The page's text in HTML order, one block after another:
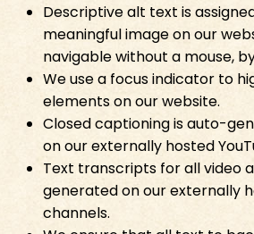
Descriptive alt text is
meaningful image on our
navigable without a mouse, by keyboard only.​​​​‌
We use a focus indicator to
elements on our website.​​​​‌ ‍ ​‍​‍‌‍ ‌ ​‍‌‍‍‌‌‍‌ ‌‍‍‌‌‍ ‍​‍​‍​ ‍‍​‍​‍‌ ​ ‌‍​‌‌‍ ‍‌‍‍‌‌ ‌​‌ ‍‌​‍ ‍‌‍‍‌‌‍ ​‍​‍​‍ ​​‍​‍‌‍‍​‌ ​‍‌‍‌‌‌‍‌‍​‍​‍​ ‍‍​‍​‍‌‍‍​‌ ‌​‌ ‌​‌ ​​​ ‍‍​‍ ​‍ ‌‍ ​‌‍​‌​‍ ‌‌‍‌‍‌‍​‌‌‍ ‌‌‍‍‌‌‍‌ ‌‍ ​‌‍‍‌‌‍​‌​‍ ‌‌‍‌​‌‍‌‌‌‍ ​‌‍‌ ‌ ​‍‌‍ ‌ ​ ‌ ​ ‌‍ ​‍ ‍‌ ​ ‌‍​‌‌‍ ‍‌‍‍‌‌ ‌​‌ ‍‌​‍ ‍‌ ​ ‌ ‌​‌ ‌‌‌‍‌​‌‍‍‌‌‍ ​‍ ‌‍‍‌‌‍ ‍‌ ‌​‌‍‌‌‌‍ ‍‌ ‌​​‍ ‌‍‌‌‌‍‌​‌‍‍‌‌ ‌​​‍ ‌‍ ‌‌‍ ‌‍‌​‌‍‌‌​ ‌‌ ​​‌ ​‍‌‍‌‌‌ ​ ‌‍‌‌‌‍ ‍‌ ‌​‌‍​‌‌ ‌​‌‍‍‌‌‍ ‌‍ ‍​ ‍ ‌‍‍‌‌‍‌​​ ‌​ ‌‌​ ​​​ ‌​‌‍‌​‌‍​‍‌‍​‍​ ‌ ‌‍‌‌​‍ ‌​ ​ ‌‍‌​‌‍​ ​ ‌​​‍ ‌​ ‌​​ ‌‌​ ​‌​ ‍‌​‍ ‌‌‍​‍‌‍‌‍​ ‌ ​ ​​​‍ ‌​ ​ ​ ‌‌‌‍‌‍​ ‌‍‌‍​‌​ ​‌‌‍​‌​ ​​​ ​‌‌‍‌‍‌‍​‍‌‍‌‌​ ‍ ‌ ‌​‌ ‍‌‌ ​​‌‍‌‌​ ‌‌ ​​‌‍​‌‌‍‌ ‌‍‌‌​ ‍ ‌ ​​‌‍​‌‌ ‌​‌‍‍​​ ‌‌ ​​‌‍​‌‌‍‌ ‌‍‌‌‌​​‍‌ ‌‌‌‍‍‌‌‍ ​‌‍‌​‌‍‌‌‌ ​‍​‍‌‌​ ‌‌‌​​‍‌‌ ‌‍‍ ‌‍‌‌‌ ‍‌​‍‌‌​ ​ ‌​‌​​‍‌‌​ ​ ‌​‌​​‍‌‌​ ​‍​ ​‍​ ‍‌​ ‌‍​ ‌ ‌‍​‌​ ‌ ​ ​‌​ ​‌‌‍​‌‌‍​‌​ ‍‌​ ​‌​ ​​​‍‌‌​ ​‍​ ​‍​‍‌‌​ ‌‌‌​‌​​‍ ‍‌‍​‍‌‍ ‌‍‌​‌ ‍‌​‍‌‌​ ‌‌‌​​‍‌‌ ‌‍‍ ‌‍‌‌‌ ‍‌​‍‌‌​ ​ ‌​‌​​‍‌‌​ ​ ‌​‌​​‍‌‌​ ​‍​ ​‍​ ​ ​ ‌‌​ ‍‌​ ‌‌‌‍​ ​ ‌​‌‍‌​​ ‌‌​ ‍‌‌‍​ ​ ‌‍​ ​ ​‍‌‌​ ​‍​ ​‍​‍‌‌​ ‌‌‌​‌​​‍ ‍‌‍​ ‌‍‍​‌‍‍‌‌‍ ​‌‍‌​‌ ​‍‌‍‌‌‌‍ ‍​‍‌‌​ ‌‌‌​​‍‌‌ ‌‍‍ ‌‍‌‌‌ ‍‌​‍‌‌​ ​ ‌​‌​​‍‌‌​ ​ ‌​‌​​‍‌‌​ ​‍​ ​‍​ ‌ ​ ‌‍‌‍​ ​ ‌‍​ ​​​ ‍‌​ ‌​‌‍‌​‌‍​ ​ ‌‍​ ​‍​ ‌ ​‍‌‌​ ​‍​ ​‍​‍‌‌​ ‌‌‌​‌​​‍ ‍‌ ‌​‌‍‌‌‌ ‍​‌ ‌​​ ‌‍​‍‌‍​‌‌ ​ ‌‍‌‌‌‌‌‌‌ ​‍‌‍ ​​ ‌‌‍‍​‌ ‌​‌ ‌​‌ ​​​‍‌‌​ ​ ‌​​‌​‍‌‌​ ​‍‌​‌‍​‍‌‌​ ​‍‌​‌‍‌‍ ​‌‍​‌​‍ ‌‌‍‌‍‌‍​‌‌‍ ‌‌‍‍‌‌‍‌ ‌‍ ​‌‍‍‌‌‍​‌​‍ ‌‌‍‌​‌‍‌‌‌‍ ​‌‍‌ ‌ ​‍‌‍ ‌ ​ ‌ ​ ‌‍ ​‍ ‍‌ ​ ‌‍​‌‌‍ ‍‌‍‍‌‌ ‌​‌ ‍‌​‍ ‍‌ ​ ‌ ‌​‌ ‌‌‌‍‌​‌‍‍‌‌‍ ​‍‌‍‌‍‍‌‌‍‌​​ ‌​ ‌‌​ ​​​ ‌​‌‍‌​‌‍​‍‌‍​‍​ ‌ ‌‍‌‌​‍ ‌​ ​ ‌‍‌​‌‍​ ​ ‌​​‍ ‌​ ‌​​ ‌‌​ ​‌​ ‍‌​‍ ‌‌‍​‍‌‍‌‍​ ‌ ​ ​​​‍ ‌​ ​ ​ ‌‌‌‍‌‍​ ‌‍‌‍​‌​ ​‌‌‍​‌​ ​​​ ​‌‌‍‌‍‌‍​‍‌‍‌‌​‍‌‍‌ ‌​‌ ‍‌‌ ​​‌‍‌‌​ ‌‌ ​​‌‍​‌‌‍‌ ‌‍‌‌​‍‌‍‌ ​​‌‍​‌‌ ‌​‌‍‍​​ ‌‌ ​​‌‍​‌‌‍‌ ‌‍‌‌‌​​‍‌ ‌‌‌‍‍‌‌‍ ​‌‍‌​‌‍‌‌‌ ​‍​‍‌‌​ ‌‌‌​​‍‌‌ ‌‍‍ ‌‍‌‌‌ ‍‌​‍‌‌​ ​ ‌​‌​​‍‌‌​ ​ ‌​‌​​‍‌‌​ ​‍​ ​‍​ ‍‌​ ‌‍​ ‌ ‌‍​‌​ ‌ ​ ​‌​ ​‌‌‍​‌‌‍​‌​ ‍‌​ ​‌​ ​​​‍‌‌​ ​‍​ ​‍​‍‌‌​ ‌‌‌​‌​​‍ ‍‌‍​‍‌‍ ‌‍‌​‌ ‍‌​‍‌‌​ ‌‌‌​​‍‌‌ ‌‍‍ ‌‍‌‌‌ ‍‌​‍‌‌​ ​ ‌​‌​​‍‌‌​ ​ ‌​‌​​‍‌‌​ ​‍​ ​‍​ ​ ​ ‌‌​ ‍‌​ ‌‌‌‍​ ​ ‌​‌‍‌​​ ‌‌​ ‍‌‌‍​ ​ ‌‍​ ​ ​‍‌‌​ ​‍​ ​‍​‍‌‌​ ‌‌‌​‌​​‍ ‍‌‍​ ‌‍‍​‌‍‍‌‌‍ ​‌‍‌​‌ ​‍‌‍‌‌‌‍ ‍​‍‌‌​ ‌‌‌​​‍‌‌ ‌‍‍ ‌‍‌‌‌ ‍‌​‍‌‌​ ​ ‌​‌​​‍‌‌​ ​ ‌​‌​​‍‌‌​ ​‍​ ​‍​ ‌ ​ ‌‍‌‍​ ​ ‌‍​ ​​​ ‍‌​ ‌​‌‍‌​‌‍​ ​ ‌‍​ ​‍​ ‌ ​‍‌‌​ ​‍​ ​‍​‍‌‌​ ‌‌‌​‌​​‍ ‍‌ ‌​‌‍‌‌‌ ‍​‌ ‌​​‍‌‍‌ ​​‌‍‌‌‌ ​‍‌ ​ ‌ ​​‌‍‌‌‌‍​ ‌ ‌​‌‍‍‌‌ ‌‍‌‍‌‌​ ‌‌ ​​‌ ‌‌‌‍​‍‌‍ ​‌‍‍‌‌ ​ ‌‍‍​‌‍‌‌‌‍‌​​‍​‍‌ ‌
Closed captioning is auto-
on our externally hosted YouTube channels.​​​​‌
Text transcripts for all video
generated on our externally
channels.​​​​‌ ‍ ​‍​‍‌‍ ‌ ​‍‌‍‍‌‌‍‌ ‌‍‍‌‌‍ ‍​‍​‍​ ‍‍​‍​‍‌ ​ ‌‍​‌‌‍ ‍‌‍‍‌‌ ‌​‌ ‍‌​‍ ‍‌‍‍‌‌‍ ​‍​‍​‍ ​​‍​‍‌‍‍​‌ ​‍‌‍‌‌‌‍‌‍​‍​‍​ ‍‍​‍​‍‌‍‍​‌ ‌​‌ ‌​‌ ​​​ ‍‍​‍ ​‍ ‌‍ ​‌‍​‌​‍ ‌‌‍‌‍‌‍​‌‌‍ ‌‌‍‍‌‌‍‌ ‌‍ ​‌‍‍‌‌‍​‌​‍ ‌‌‍‌​‌‍‌‌‌‍ ​‌‍‌ ‌ ​‍‌‍ ‌ ​ ‌ ​ ‌‍ ​‍ ‍‌ ​ ‌‍​‌‌‍ ‍‌‍‍‌‌ ‌​‌ ‍‌​‍ ‍‌ ​ ‌ ‌​‌ ‌‌‌‍‌​‌‍‍‌‌‍ ​‍ ‌‍‍‌‌‍ ‍‌ ‌​‌‍‌‌‌‍ ‍‌ ‌​​‍ ‌‍‌‌‌‍‌​‌‍‍‌‌ ‌​​‍ ‌‍ ‌‌‍ ‌‍‌​‌‍‌‌​ ‌‌ ​​‌ ​‍‌‍‌‌‌ ​ ‌‍‌‌‌‍ ‍‌ ‌​‌‍​‌‌ ‌​‌‍‍‌‌‍ ‌‍ ‍​ ‍ ‌‍‍‌‌‍‌​​ ‌​ ‌‌​ ​​​ ‌​‌‍‌​‌‍​‍‌‍​‍​ ‌ ‌‍‌‌​‍ ‌​ ​ ‌‍‌​‌‍​ ​ ‌​​‍ ‌​ ‌​​ ‌‌​ ​‌​ ‍‌​‍ ‌‌‍​‍‌‍‌‍​ ‌ ​ ​​​‍ ‌​ ​ ​ ‌‌‌‍‌‍​ ‌‍‌‍​‌​ ​‌‌‍​‌​ ​​​ ​‌‌‍‌‍‌‍​‍‌‍‌‌​ ‍ ‌ ‌​‌ ‍‌‌ ​​‌‍‌‌​ ‌‌ ​​‌‍​‌‌‍‌ ‌‍‌‌​ ‍ ‌ ​​‌‍​‌‌ ‌​‌‍‍​​ ‌‌ ​​‌‍​‌‌‍‌ ‌‍‌‌‌​​‍‌ ‌‌‌‍‍‌‌‍ ​‌‍‌​‌‍‌‌‌ ​‍​‍‌‌​ ‌‌‌​​‍‌‌ ‌‍‍ ‌‍‌‌‌ ‍‌​‍‌‌​ ​ ‌​‌​​‍‌‌​ ​ ‌​‌​​‍‌‌​ ​‍​ ​‍​ ‍‌​ ‌‍​ ‌ ‌‍​‌​ ‌ ​ ​‌​ ​‌‌‍​‌‌‍​‌​ ‍‌​ ​‌​ ​​​‍‌‌​ ​‍​ ​‍​‍‌‌​ ‌‌‌​‌​​‍ ‍‌‍​‍‌‍ ‌‍‌​‌ ‍‌​‍‌‌​ ‌‌‌​​‍‌‌ ‌‍‍ ‌‍‌‌‌ ‍‌​‍‌‌​ ​ ‌​‌​​‍‌‌​ ​ ‌​‌​​‍‌‌​ ​‍​ ​‍​ ​‌‌‍​‍‌‍​‌​ ​​‌‍​ ‌‍​‍​ ​‌​ ​​​ ​ ‌‍‌‌​ ‌ ‌‍‌‌​‍‌‌​ ​‍​ ​‍​‍‌‌​ ‌‌‌​‌​​‍ ‍‌‍​ ‌‍‍​‌‍‍‌‌‍ ​‌‍‌​‌ ​‍‌‍‌‌‌‍ ‍​‍‌‌​ ‌‌‌​​‍‌‌ ‌‍‍ ‌‍‌‌‌ ‍‌​‍‌‌​ ​ ‌​‌​​‍‌‌​ ​ ‌​‌​​‍‌‌​ ​‍​ ​‍​ ‌‍​ ‌‌​ ​‌‌‍‌‍‌‍​‍​ ​ ​ ‌‌​ ‌‌​ ​‍​ ​ ​ ‌ ​ ‌‌​‍‌‌​ ​‍​ ​‍​‍‌‌​ ‌‌‌​‌​​‍ ‍‌ ‌​‌‍‌‌‌ ‍​‌ ‌​​ ‌‍​‍‌‍​‌‌ ​ ‌‍‌‌‌‌‌‌‌ ​‍‌‍ ​​ ‌‌‍‍​‌ ‌​‌ ‌​‌ ​​​‍‌‌​ ​ ‌​​‌​‍‌‌​ ​‍‌​‌‍​‍‌‌​ ​‍‌​‌‍‌‍ ​‌‍​‌​‍ ‌‌‍‌‍‌‍​‌‌‍ ‌‌‍‍‌‌‍‌ ‌‍ ​‌‍‍‌‌‍​‌​‍ ‌‌‍‌​‌‍‌‌‌‍ ​‌‍‌ ‌ ​‍‌‍ ‌ ​ ‌ ​ ‌‍ ​‍ ‍‌ ​ ‌‍​‌‌‍ ‍‌‍‍‌‌ ‌​‌ ‍‌​‍ ‍‌ ​ ‌ ‌​‌ ‌‌‌‍‌​‌‍‍‌‌‍ ​‍‌‍‌‍‍‌‌‍‌​​ ‌​ ‌‌​ ​​​ ‌​‌‍‌​‌‍​‍‌‍​‍​ ‌ ‌‍‌‌​‍ ‌​ ​ ‌‍‌​‌‍​ ​ ‌​​‍ ‌​ ‌​​ ‌‌​ ​‌​ ‍‌​‍ ‌‌‍​‍‌‍‌‍​ ‌ ​ ​​​‍ ‌​ ​ ​ ‌‌‌‍‌‍​ ‌‍‌‍​‌​ ​‌‌‍​‌​ ​​​ ​‌‌‍‌‍‌‍​‍‌‍‌‌​‍‌‍‌ ‌​‌ ‍‌‌ ​​‌‍‌‌​ ‌‌ ​​‌‍​‌‌‍‌ ‌‍‌‌​‍‌‍‌ ​​‌‍​‌‌ ‌​‌‍‍​​ ‌‌ ​​‌‍​‌‌‍‌ ‌‍‌‌‌​​‍‌ ‌‌‌‍‍‌‌‍ ​‌‍‌​‌‍‌‌‌ ​‍​‍‌‌​ ‌‌‌​​‍‌‌ ‌‍‍ ‌‍‌‌‌ ‍‌​‍‌‌​ ​ ‌​‌​​‍‌‌​ ​ ‌​‌​​‍‌‌​ ​‍​ ​‍​ ‍‌​ ‌‍​ ‌ ‌‍​‌​ ‌ ​ ​‌​ ​‌‌‍​‌‌‍​‌​ ‍‌​ ​‌​ ​​​‍‌‌​ ​‍​ ​‍​‍‌‌​ ‌‌‌​‌​​‍ ‍‌‍​‍‌‍ ‌‍‌​‌ ‍‌​‍‌‌​ ‌‌‌​​‍‌‌ ‌‍‍ ‌‍‌‌‌ ‍‌​‍‌‌​ ​ ‌​‌​​‍‌‌​ ​ ‌​‌​​‍‌‌​ ​‍​ ​‍​ ​‌‌‍​‍‌‍​‌​ ​​‌‍​ ‌‍​‍​ ​‌​ ​​​ ​ ‌‍‌‌​ ‌ ‌‍‌‌​‍‌‌​ ​‍​ ​‍​‍‌‌​ ‌‌‌​‌​​‍ ‍‌‍​ ‌‍‍​‌‍‍‌‌‍ ​‌‍‌​‌ ​‍‌‍‌‌‌‍ ‍​‍‌‌​ ‌‌‌​​‍‌‌ ‌‍‍ ‌‍‌‌‌ ‍‌​‍‌‌​ ​ ‌​‌​​‍‌‌​ ​ ‌​‌​​‍‌‌​ ​‍​ ​‍​ ‌‍​ ‌‌​ ​‌‌‍‌‍‌‍​‍​ ​ ​ ‌‌​ ‌‌​ ​‍​ ​ ​ ‌ ​ ‌‌​‍‌‌​ ​‍​ ​‍​‍‌‌​ ‌‌‌​‌​​‍ ‍‌ ‌​‌‍‌‌‌ ‍​‌ ‌​​‍‌‍‌ ​​‌‍‌‌‌ ​‍‌ ​ ‌ ​​‌‍‌‌‌‍​ ‌ ‌​‌‍‍‌‌ ‌‍‌‍‌‌​ ‌‌ ​​‌ ‌‌‌‍​‍‌‍ ​‌‍‍‌‌ ​ ‌‍‍​‌‍‌‌‌‍‌​​‍​‍‌ ‌